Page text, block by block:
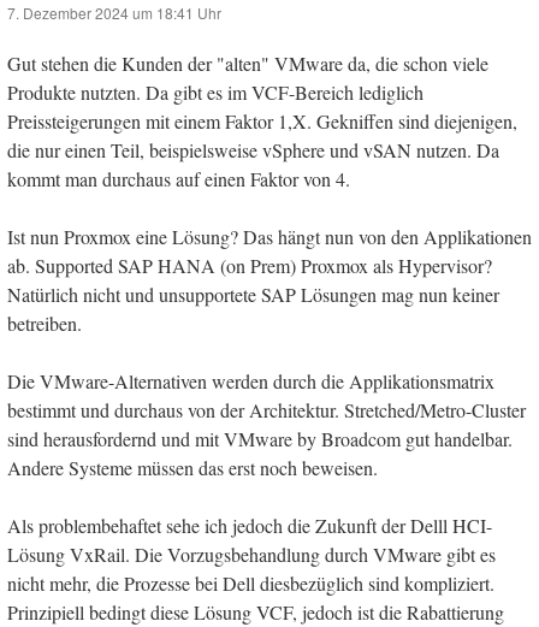
7. Dezember 2024 um 18:41 Uhr
Gut stehen die Kunden der "alten" VMware da, die schon viele
Produkte nutzten. Da gibt es im VCF-Bereich lediglich
Preissteigerungen mit einem Faktor 1,X. Gekniffen sind diejenigen,
die nur einen Teil, beispielsweise vSphere und vSAN nutzen. Da
kommt man durchaus auf einen Faktor von 4.
Ist nun Proxmox eine Lösung? Das hängt nun von den Applikationen
ab. Supported SAP HANA (on Prem) Proxmox als Hypervisor?
Natürlich nicht und unsupportete SAP Lösungen mag nun keiner
betreiben.
Die VMware-Alternativen werden durch die Applikationsmatrix
bestimmt und durchaus von der Architektur. Stretched/Metro-Cluster
sind herausfordernd und mit VMware by Broadcom gut handelbar.
Andere Systeme müssen das erst noch beweisen.
Als problembehaftet sehe ich jedoch die Zukunft der Delll HCI-
Lösung VxRail. Die Vorzugsbehandlung durch VMware gibt es
nicht mehr, die Prozesse bei Dell diesbezüglich sind kompliziert.
Prinzipiell bedingt diese Lösung VCF, jedoch ist die Rabattierung